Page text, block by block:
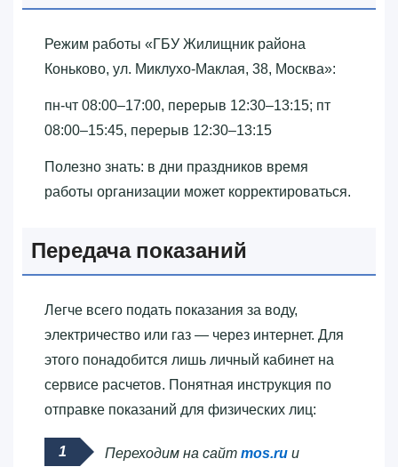
Режим работы «‎ГБУ Жилищник района
Коньково, ул. Миклухо-Маклая, 38, Москва»‎:
пн-чт 08:00–17:00, перерыв 12:30–13:15; пт
08:00–15:45, перерыв 12:30–13:15
Полезно знать: в дни праздников время
работы организации может корректироваться.
Передача показаний
Легче всего подать показания за воду,
электричество или газ — через интернет. Для
этого понадобится лишь личный кабинет на
сервисе расчетов. Понятная инструкция по
отправке показаний для физических лиц:
Переходим на сайт mos.ru и